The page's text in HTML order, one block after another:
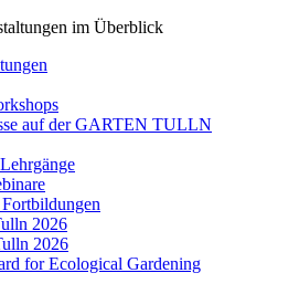
im Überblick
auf der GARTEN TULLN
2026
2026
for Ecological Gardening